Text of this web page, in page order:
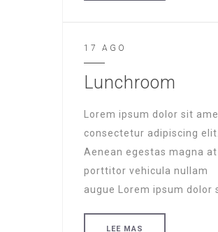
17 AGO
Lunchroom
Lorem ipsum dolor sit
consectetur adipiscing elit.
Aenean egestas magna at
porttitor vehicula nullam
augue Lorem ipsum dolor
LEE MAS